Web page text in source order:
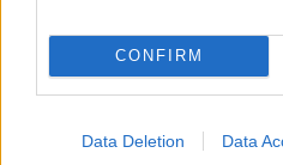
CONFIRM
Data Deletion Data